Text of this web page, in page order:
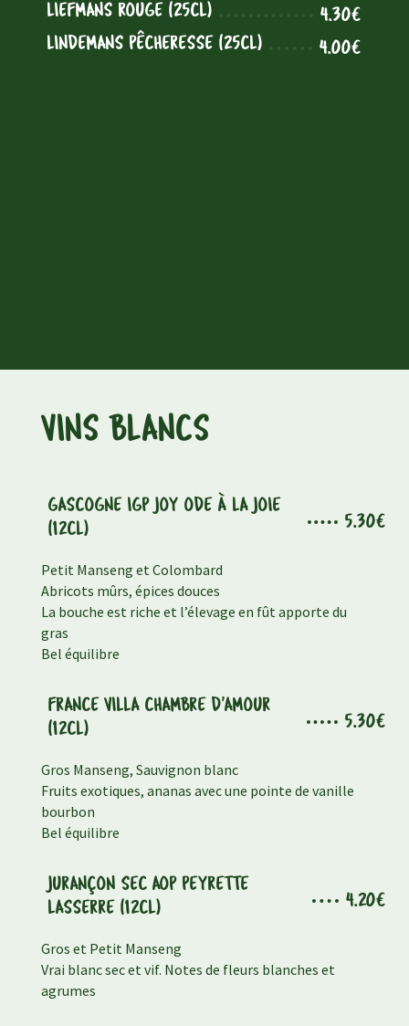
LIEFMANS ROUGE (25CL)
4.30€
LINDEMANS PÊCHERESSE (25CL)
4.00€
VINS BLANCS
GASCOGNE IGP JOY ODE À LA JOIE
(12CL)
5.30€
Petit Manseng et Colombard
Abricots mûrs, épices douces
La bouche est riche et l’élevage en fût apporte du
gras
Bel équilibre
FRANCE VILLA CHAMBRE D'AMOUR
(12CL)
5.30€
Gros Manseng, Sauvignon blanc
Fruits exotiques, ananas avec une pointe de vanille
bourbon
Bel équilibre
JURANÇON SEC AOP PEYRETTE
LASSERRE (12CL)
4.20€
Gros et Petit Manseng
Vrai blanc sec et vif. Notes de fleurs blanches et
agrumes